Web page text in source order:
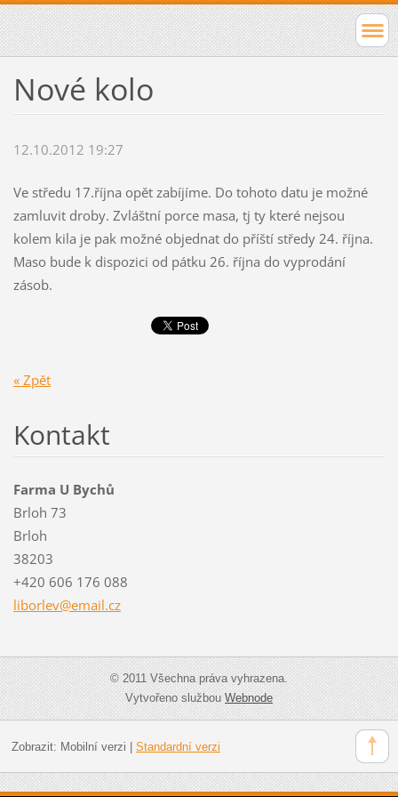
Nové kolo
12.10.2012 19:27
Ve středu 17.října opět zabíjíme. Do tohoto datu je možné
zamluvit droby. Zvláštní porce masa, tj ty které nejsou
kolem kila je pak možné objednat do příští středy 24. října.
Maso bude k dispozici od pátku 26. října do vyprodání
zásob.
« Zpět
Kontakt
Farma U Bychů
Brloh 73
Brloh
38203
+420 606 176 088
liborlev@email.cz
© 2011 Všechna práva vyhrazena.
Vytvořeno službouWebnode
Zobrazit: Mobilní verzi Standardní verzi